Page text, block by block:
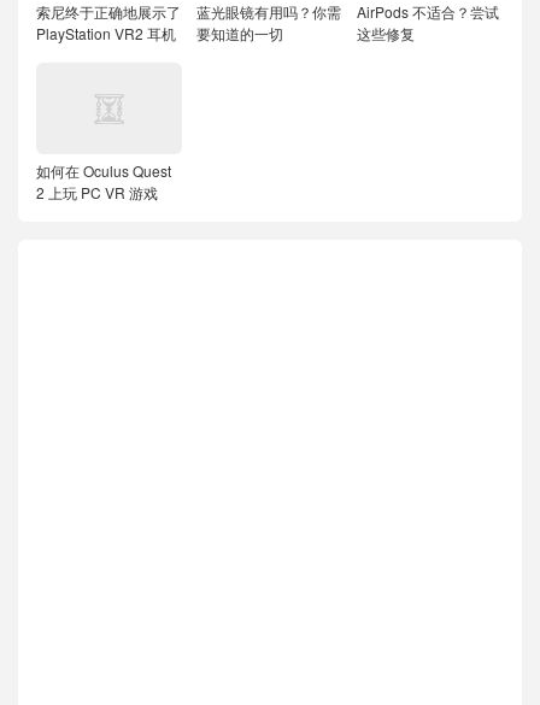
索尼终于正确地展示了
PlayStation VR2 耳机
蓝光眼镜有用吗？你需
要知道的一切
AirPods 不适合？尝试
这些修复
如何在 Oculus Quest
2 上玩 PC VR 游戏